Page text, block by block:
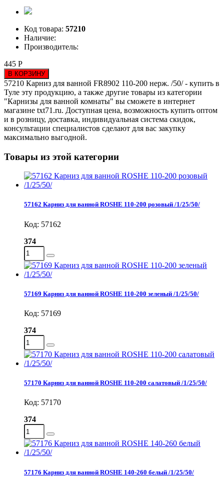
Код товара: 57210
Наличие:
Производитель:
445 Р
В КОРЗИНУ
57210 Карниз для ванной FR8902 110-200 нерж. /50/ - купить в
Туле эту продукцию, а также другие товары из категории
"Карнизы для ванной комнаты" вы сможете в интернет
магазине txt71.ru. Доступная цена, возможность купить оптом
и в розницу, доставка, индивидуальная система скидок,
консультации специалистов сделают для вас закупку
максимально выгодной.
Товары из этой категории
57162 Карниз для ванной ROSHE 110-200 розовый /1/25/50/
Код: 57162
374
57169 Карниз для ванной ROSHE 110-200 зеленый /1/25/50/
Код: 57169
374
57170 Карниз для ванной ROSHE 110-200 салатовый /1/25/50/
Код: 57170
374
57176 Карниз для ванной ROSHE 140-260 белый /1/25/50/